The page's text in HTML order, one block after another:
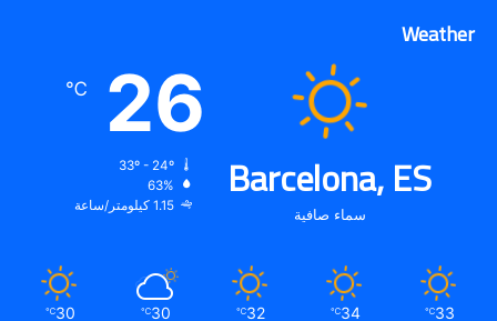
Weather
Barcelona, ES
سماء صافية
26
℃
63%
1.15 كيلومتر/ساعة
33
℃
34
℃
32
℃
30
℃
30
℃